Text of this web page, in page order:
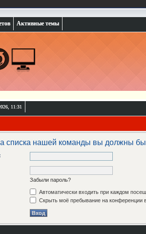
Активные темы
11:31
списка нашей команды вы должны
Забыли пароль?
Автоматически входить при каждом
Скрыть моё пребывание на конференции